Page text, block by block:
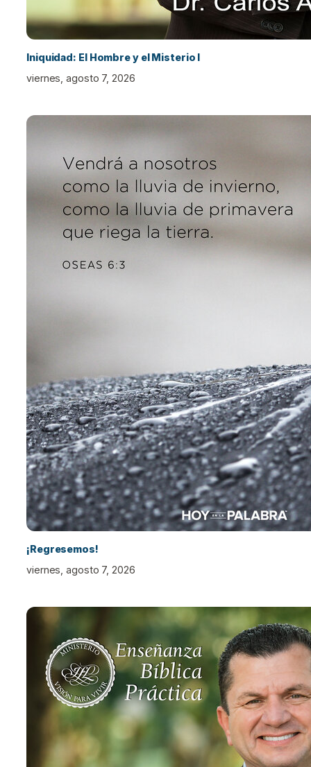
Iniquidad: El Hombre y el Misterio I
viernes, agosto 7, 2026
¡Regresemos!
viernes, agosto 7, 2026